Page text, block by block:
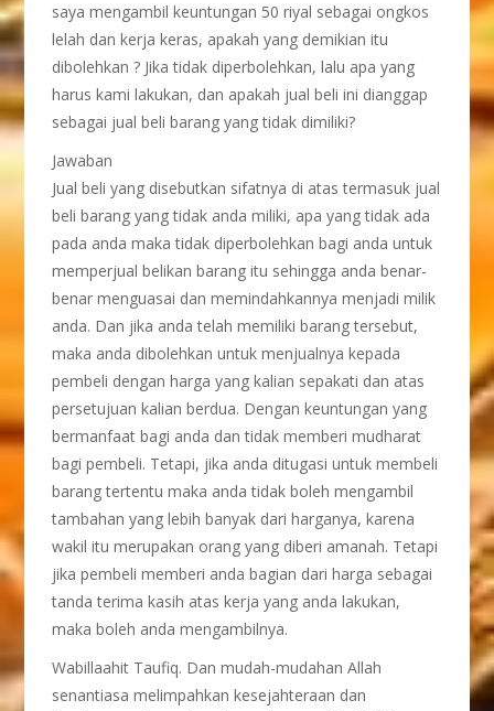
saya mengambil keuntungan 50 riyal sebagai ongkos
lelah dan kerja keras, apakah yang demikian itu
dibolehkan ? Jika tidak diperbolehkan, lalu apa yang
harus kami lakukan, dan apakah jual beli ini dianggap
sebagai jual beli barang yang tidak dimiliki?
Jawaban
Jual beli yang disebutkan sifatnya di atas termasuk jual
beli barang yang tidak anda miliki, apa yang tidak ada
pada anda maka tidak diperbolehkan bagi anda untuk
memperjual belikan barang itu sehingga anda benar-
benar menguasai dan memindahkannya menjadi milik
anda. Dan jika anda telah memiliki barang tersebut,
maka anda dibolehkan untuk menjualnya kepada
pembeli dengan harga yang kalian sepakati dan atas
persetujuan kalian berdua. Dengan keuntungan yang
bermanfaat bagi anda dan tidak memberi mudharat
bagi pembeli. Tetapi, jika anda ditugasi untuk membeli
barang tertentu maka anda tidak boleh mengambil
tambahan yang lebih banyak dari harganya, karena
wakil itu merupakan orang yang diberi amanah. Tetapi
jika pembeli memberi anda bagian dari harga sebagai
tanda terima kasih atas kerja yang anda lakukan,
maka boleh anda mengambilnya.
Wabillaahit Taufiq. Dan mudah-mudahan Allah
senantiasa melimpahkan kesejahteraan dan